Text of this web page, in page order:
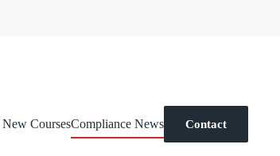
New CoursesCompliance News Contact